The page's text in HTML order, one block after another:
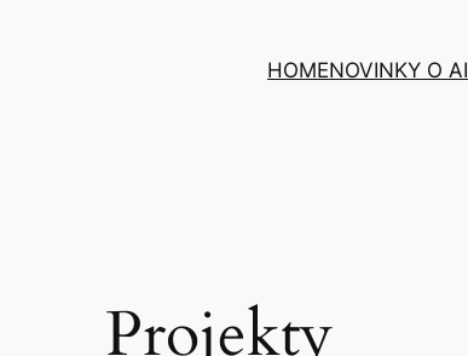
HOMENOVINKY O AI
Projekty